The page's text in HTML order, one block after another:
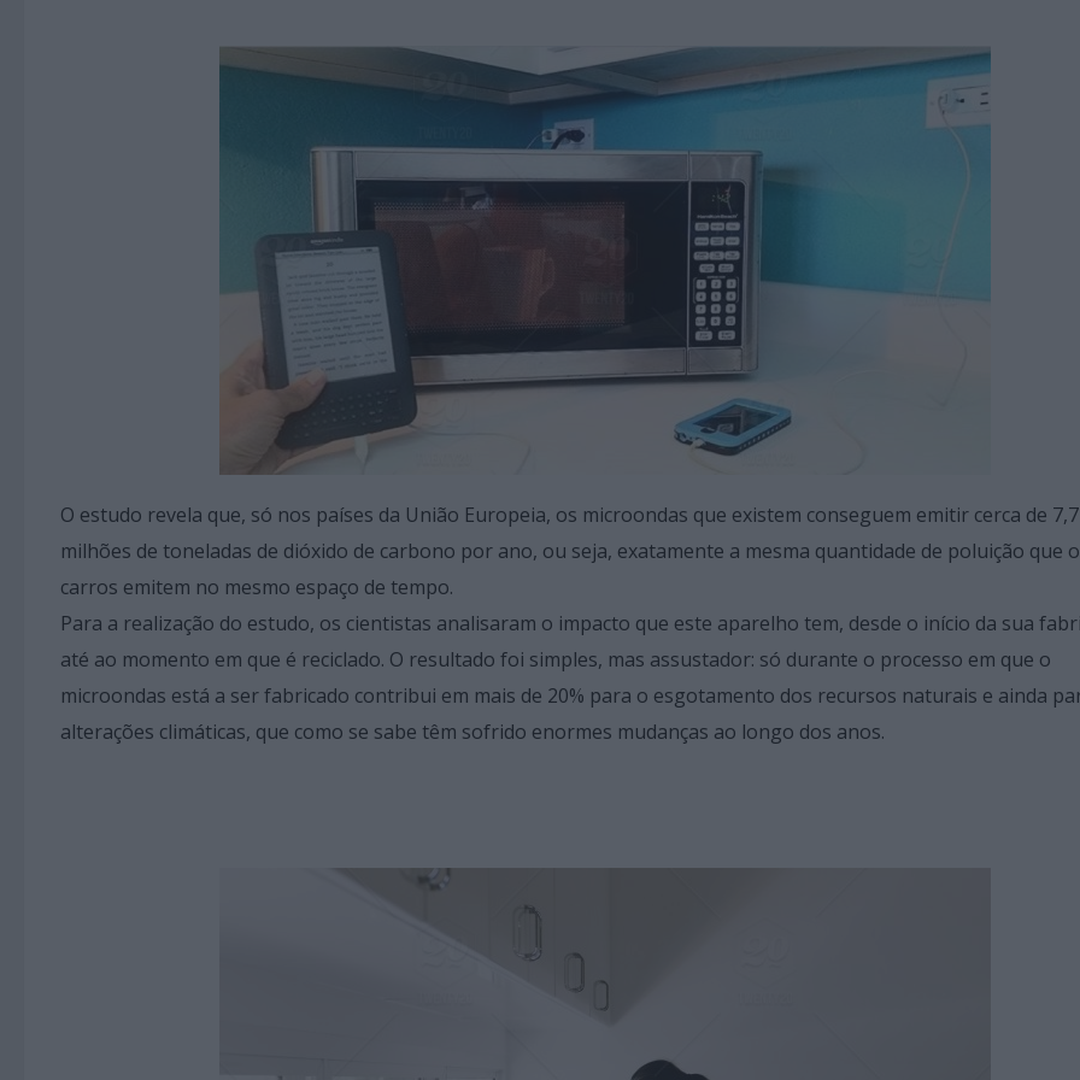
O estudo revela que, só nos países da União Europeia, os microondas que existem conseguem emitir cerca de 7,7
milhões de toneladas de dióxido de carbono por ano, ou seja, exatamente a mesma quantidade de poluição que
carros emitem no mesmo espaço de tempo.
Para a realização do estudo, os cientistas analisaram o impacto que este aparelho tem, desde o início da sua
até ao momento em que é reciclado. O resultado foi simples, mas assustador: só durante o processo em que o
microondas está a ser fabricado contribui em mais de 20% para o esgotamento dos recursos naturais e ainda
alterações climáticas, que como se sabe têm sofrido enormes mudanças ao longo dos anos.